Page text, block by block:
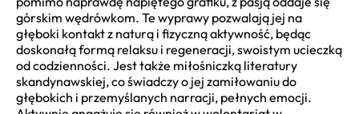
górskim wędrówkom. Te wyprawy pozwalają jej na
głęboki kontakt z naturą i fizyczną aktywność, będąc
doskonałą formą relaksu i regeneracji, swoistym ucieczką
od codzienności. Jest także miłośniczką literatury
skandynawskiej, co świadczy o jej zamiłowaniu do
głębokich i przemyślanych narracji, pełnych emocji.